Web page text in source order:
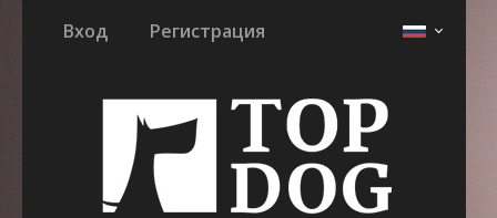
Вход Регистрация